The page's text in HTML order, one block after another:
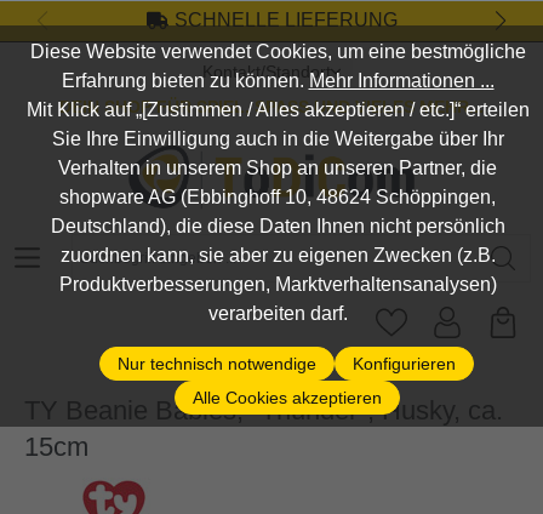
Zum Hauptinhalt springenSCHNELLE LIEFERUNG
Kontakt/Standort
DEIN SHOP FÜR SPIEL, SPASS UND VIELES MEHR...
Suchbegriff eingeben ...
TY Beanie Babies, "Thunder", Husky, ca.
15cm
Diese Website verwendet Cookies, um eine bestmögliche
Erfahrung bieten zu können.Mehr Informationen ...
Mit Klick auf „[Zustimmen / Alles akzeptieren / etc.]“ erteilen
Sie Ihre Einwilligung auch in die Weitergabe über Ihr
Verhalten in unserem Shop an unseren Partner, die
shopware AG (Ebbinghoff 10, 48624 Schöppingen,
Deutschland), die diese Daten Ihnen nicht persönlich
zuordnen kann, sie aber zu eigenen Zwecken (z.B.
Produktverbesserungen, Marktverhaltensanalysen)
verarbeiten darf.
Nur technisch notwendige
Konfigurieren
Alle Cookies akzeptieren